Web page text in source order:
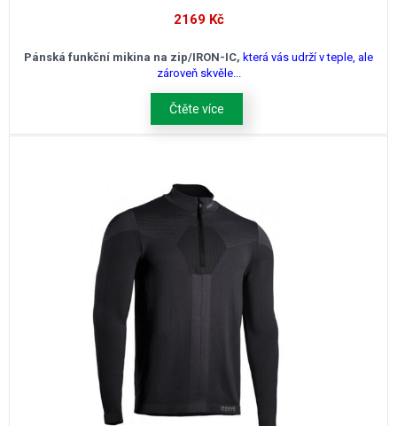
2169 Kč
Pánská funkční mikina na zip/IRON-IC, která vás udrží v teple, ale
zároveň skvěle...
Čtěte více